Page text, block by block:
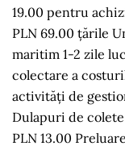
19.00 pentru
PLN 69.00 țările
maritim 1-2 zile
colectare a
activități de
Dulapuri de
PLN 13.00